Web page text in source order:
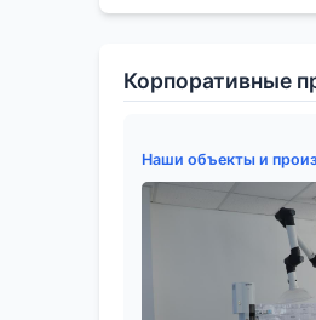
Корпоративные
Наши объекты и